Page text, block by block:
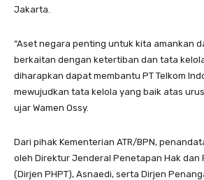
Jakarta.
“Aset negara penting untuk kita amankan
berkaitan dengan ketertiban dan tata
diharapkan dapat membantu PT Telkom
mewujudkan tata kelola yang baik atas
ujar Wamen Ossy.
Dari pihak Kementerian ATR/BPN,
oleh Direktur Jenderal Penetapan Hak dan
(Dirjen PHPT), Asnaedi, serta Dirjen